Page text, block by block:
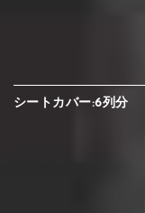
シートカバー:6列分